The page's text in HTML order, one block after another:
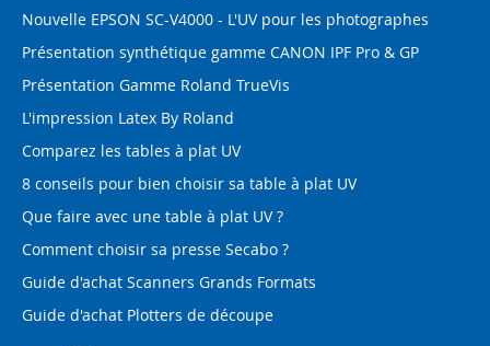
Nouvelle EPSON SC-V4000 - L'UV pour les photographes
Présentation synthétique gamme CANON IPF Pro & GP
Présentation Gamme Roland TrueVis
L'impression Latex By Roland
Comparez les tables à plat UV
8 conseils pour bien choisir sa table à plat UV
Que faire avec une table à plat UV ?
Comment choisir sa presse Secabo ?
Guide d'achat Scanners Grands Formats
Guide d'achat Plotters de découpe